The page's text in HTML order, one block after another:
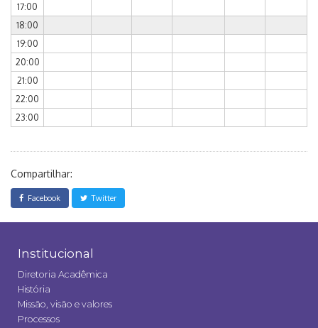
17:00
18:00
19:00
20:00
21:00
22:00
23:00
Compartilhar:
Facebook Twitter
Institucional
Diretoria Acadêmica
História
Missão, visão e valores
Processos